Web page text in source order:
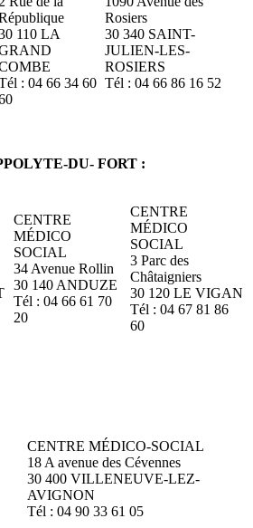
110 LA
: 04 66 34 60
Rosiers
30 340 SAINT-
JULIEN-LES-
ROSIERS
Tél : 04 66 86 16 52
DU- FORT :
CENTRE
MÉDICO
SOCIAL
34 Avenue Rollin
30 140 ANDUZE
Tél : 04 66 61 70
20
CENTRE
MÉDICO
SOCIAL
3 Parc des
Châtaigniers
30 120 LE VIGAN
Tél : 04 67 81 86
60
CENTRE MÉDICO-SOCIAL
18 A avenue des Cévennes
30 400 VILLENEUVE-LEZ-
AVIGNON
Tél : 04 90 33 61 05